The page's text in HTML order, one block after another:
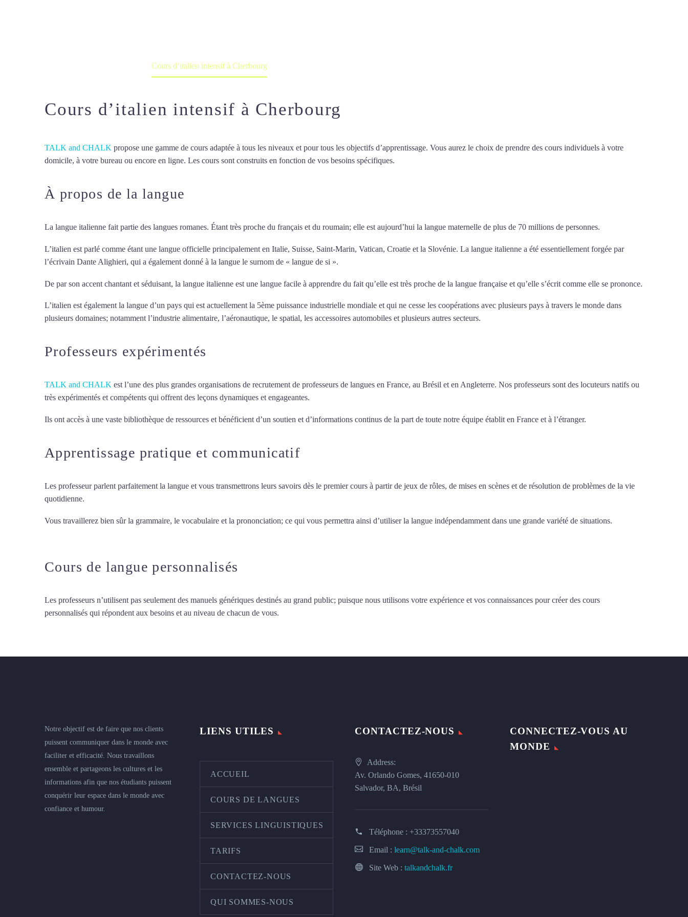
Cours d’italien intensif à Cherbourg
Cours d’italien intensif à Cherbourg
TALK and CHALK propose une gamme de cours adaptée à tous les niveaux et pour tous les objectifs d’apprentissage. Vous aurez le choix de prendre des cours individuels à votre
domicile, à votre bureau ou encore en ligne. Les cours sont construits en fonction de vos besoins spécifiques.
À propos de la langue
La langue italienne fait partie des langues romanes. Étant très proche du français et du roumain; elle est aujourd’hui la langue maternelle de plus de 70 millions de personnes.
L’italien est parlé comme étant une langue officielle principalement en Italie, Suisse, Saint-Marin, Vatican, Croatie et la Slovénie. La langue italienne a été essentiellement forgée par
l’écrivain Dante Alighieri, qui a également donné à la langue le surnom de « langue de si ».
De par son accent chantant et séduisant, la langue italienne est une langue facile à apprendre du fait qu’elle est très proche de la langue française et qu’elle s’écrit comme elle se prononce.
L’italien est également la langue d’un pays qui est actuellement la 5ème puissance industrielle mondiale et qui ne cesse les coopérations avec plusieurs pays à travers le monde dans
plusieurs domaines; notamment l’industrie alimentaire, l’aéronautique, le spatial, les accessoires automobiles et plusieurs autres secteurs.
Professeurs expérimentés
TALK and CHALK est l’une des plus grandes organisations de recrutement de professeurs de langues en France, au Brésil et en Angleterre. Nos professeurs sont des locuteurs natifs ou
très expérimentés et compétents qui offrent des leçons dynamiques et engageantes.
Ils ont accès à une vaste bibliothèque de ressources et bénéficient d’un soutien et d’informations continus de la part de toute notre équipe établit en France et à l’étranger.
Apprentissage pratique et communicatif
Les professeur parlent parfaitement la langue et vous transmettrons leurs savoirs dès le premier cours à partir de jeux de rôles, de mises en scènes et de résolution de problèmes de la vie
quotidienne.
Vous travaillerez bien sûr la grammaire, le vocabulaire et la prononciation; ce qui vous permettra ainsi d’utiliser la langue indépendamment dans une grande variété de situations.
Cours de langue personnalisés
Les professeurs n’utilisent pas seulement des manuels génériques destinés au grand public; puisque nous utilisons votre expérience et vos connaissances pour créer des cours
personnalisés qui répondent aux besoins et au niveau de chacun de vous.
Notre objectif est de faire que nos clients
puissent communiquer dans le monde avec
faciliter et efficacité. Nous travaillons
ensemble et partageons les cultures et les
informations afin que nos étudiants puissent
conquérir leur espace dans le monde avec
confiance et humour.
LIENS UTILES
ACCUEIL
COURS DE LANGUES
SERVICES LINGUISTIQUES
TARIFS
CONTACTEZ-NOUS
QUI SOMMES-NOUS
CONTACTEZ-NOUS
Address:
Av. Orlando Gomes, 41650-010
Salvador, BA, Brésil
Téléphone : +33373557040
Email : learn@talk-and-chalk.com
Site Web : talkandchalk.fr
CONNECTEZ-VOUS AU
MONDE